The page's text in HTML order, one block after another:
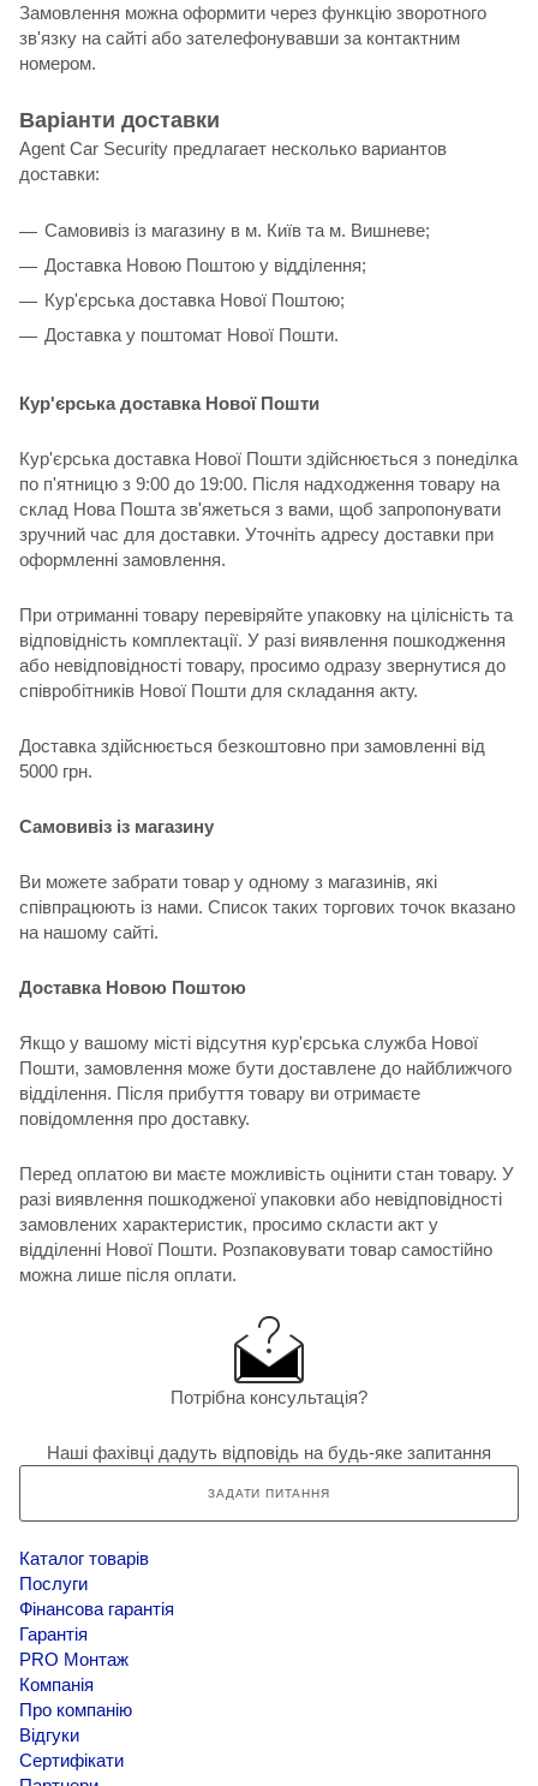
Замовлення можна оформити через функцію зворотного
зв'язку на сайті або зателефонувавши за контактним
номером.
Варіанти доставки
Agent Car Security предлагает несколько вариантов
доставки:
Самовивіз із магазину в м. Київ та м. Вишневе;
Доставка Новою Поштою у відділення;
Кур'єрська доставка Нової Поштою;
Доставка у поштомат Нової Пошти.
Кур'єрська доставка Нової Пошти
Кур'єрська доставка Нової Пошти здійснюється з понеділка
по п'ятницю з 9:00 до 19:00. Після надходження товару на
склад Нова Пошта зв'яжеться з вами, щоб запропонувати
зручний час для доставки. Уточніть адресу доставки при
оформленні замовлення.
При отриманні товару перевіряйте упаковку на цілісність та
відповідність комплектації. У разі виявлення пошкодження
або невідповідності товару, просимо одразу звернутися до
співробітників Нової Пошти для складання акту.
Доставка здійснюється безкоштовно при замовленні від
5000 грн.
Самовивіз із магазину
Ви можете забрати товар у одному з магазинів, які
співпрацюють із нами. Список таких торгових точок вказано
на нашому сайті.
Доставка Новою Поштою
Якщо у вашому місті відсутня кур'єрська служба Нової
Пошти, замовлення може бути доставлене до найближчого
відділення. Після прибуття товару ви отримаєте
повідомлення про доставку.
Перед оплатою ви маєте можливість оцінити стан товару. У
разі виявлення пошкодженої упаковки або невідповідності
замовлених характеристик, просимо скласти акт у
відділенні Нової Пошти. Розпаковувати товар самостійно
можна лише після оплати.
Потрібна консультація?
Наші фахівці дадуть відповідь на будь-яке запитання
ЗАДАТИ ПИТАННЯ
Каталог товарів
Послуги
Фінансова гарантія
Гарантія
PRO Монтаж
Компанія
Про компанію
Відгуки
Сертифікати